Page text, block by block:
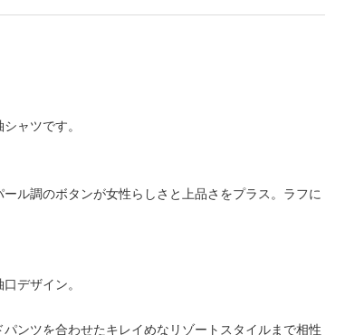
ャツです。
ル調のボタンが女性らしさと上品さをプラス。ラフに
デザイン。
ンツを合わせたキレイめなリゾートスタイルまで相性